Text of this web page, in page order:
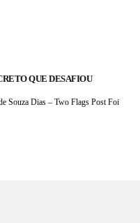
QUE DESAFIOU
Souza Dias – Two Flags Post Foi